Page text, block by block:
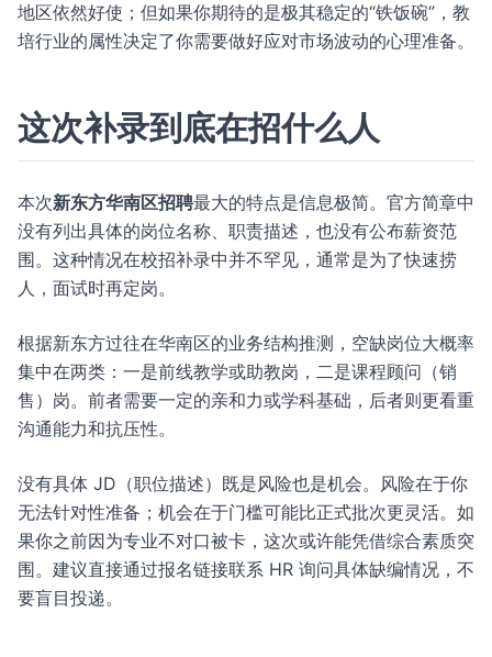
地区依然好使；但如果你期待的是极其稳定的“铁饭碗”，教
培行业的属性决定了你需要做好应对市场波动的心理准备。
这次补录到底在招什么人
本次新东方华南区招聘最大的特点是信息极简。官方简章中
没有列出具体的岗位名称、职责描述，也没有公布薪资范
围。这种情况在校招补录中并不罕见，通常是为了快速捞
人，面试时再定岗。
根据新东方过往在华南区的业务结构推测，空缺岗位大概率
集中在两类：一是前线教学或助教岗，二是课程顾问（销
售）岗。前者需要一定的亲和力或学科基础，后者则更看重
沟通能力和抗压性。
没有具体 JD（职位描述）既是风险也是机会。风险在于你
无法针对性准备；机会在于门槛可能比正式批次更灵活。如
果你之前因为专业不对口被卡，这次或许能凭借综合素质突
围。建议直接通过报名链接联系 HR 询问具体缺编情况，不
要盲目投递。